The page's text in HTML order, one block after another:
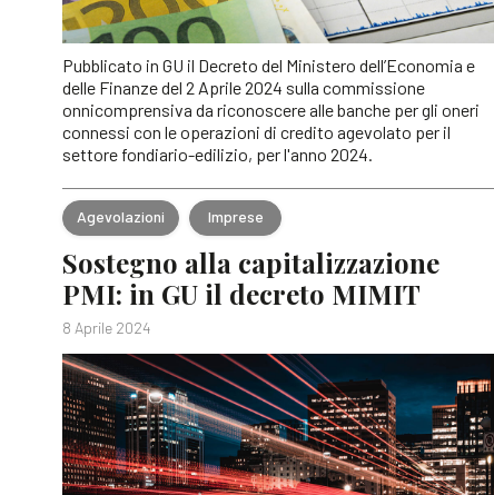
Pubblicato in GU il Decreto del Ministero dell’Economia e
delle Finanze del 2 Aprile 2024 sulla commissione
onnicomprensiva da riconoscere alle banche per gli oneri
connessi con le operazioni di credito agevolato per il
settore fondiario-edilizio, per l'anno 2024.
Agevolazioni Imprese
Sostegno alla capitalizzazione
PMI: in GU il decreto MIMIT
8 Aprile 2024